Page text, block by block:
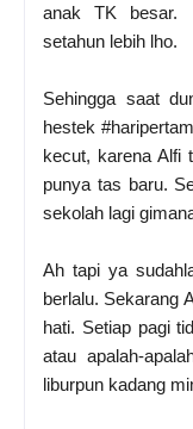
anak TK besar.
setahun lebih lho.
Sehingga saat
hestek
kecut, karena Alfi
punya tas baru.
sekolah lagi
Ah tapi ya
berlalu. Sekarang
hati. Setiap pagi
atau apalah-
liburpun kadang